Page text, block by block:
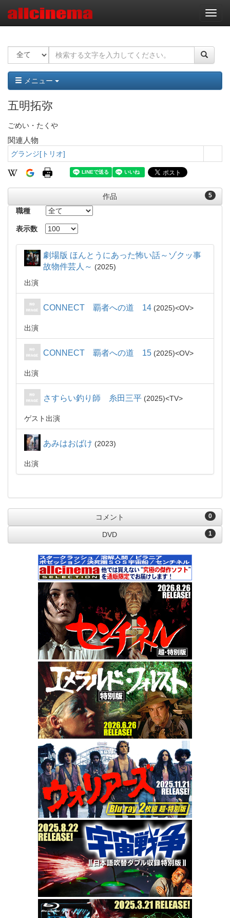
ナ
ビ
ー
ョ
ン
メニュー
五明拓弥
ごめい・たくや
関連人物
グランジ[トリオ]
5
作品
職種
表示数
劇場版 ほんとうにあった怖い話～ゾクッ事
故物件芸人～
2025
出演
CONNECT 覇者への道 14 2025 OV
出演
CONNECT 覇者への道 15 2025 OV
出演
さすらい釣り師 糸田三平 2025 TV
ゲスト出演
あみはおばけ 2023
出演
0
コメント
1
DVD